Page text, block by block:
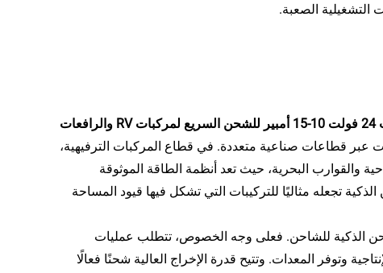
الصعبة.
شاحن بطارية ليثيوم ذكي عالي القوة ومقاوم للماء 12 فولت 24 فولت 10-15 أمبير للشحن السريع لمركبات RV والرافعات
عبر قطاعات صناعية متعددة. في قطاع المركبات الترفيهية،
والقوارب البحرية، حيث تعد أنظمة الطاقة الموثوقة
تجعله مثاليًا للتركيبات التي تشكل فيها قيود المساحة
الذكية للشاحن. فعلى وجه الخصوص، تتطلب عمليات
وتوفر المعدات. وتتيح قدرة الإخراج العالية شحنًا فعالًا